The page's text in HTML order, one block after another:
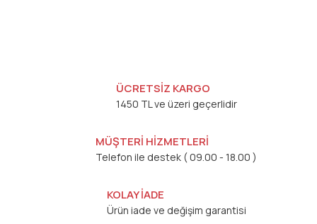
ÜCRETSİZ KARGO
1450 TL ve üzeri geçerlidir
MÜŞTERİ HİZMETLERİ
Telefon ile destek ( 09.00 - 18.00 )
KOLAY İADE
Ürün iade ve değişim garantisi